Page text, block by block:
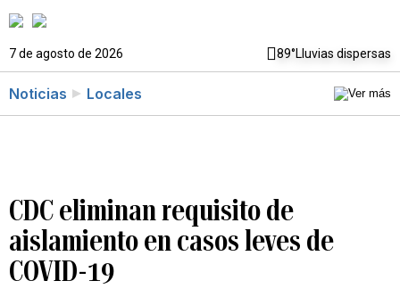
7 de agosto de 2026 89°Lluvias dispersas
Noticias Locales
CDC eliminan requisito de
aislamiento en casos leves de
COVID-19